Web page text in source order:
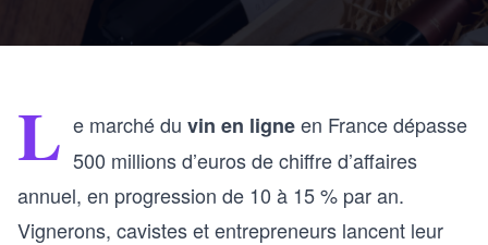
L e marché du vin en ligneen France dépasse
500 millions d’euros de chiffre d’affaires
annuel, en progression de 10 à 15 % par an.
Vignerons, cavistes et entrepreneurs lancent leur